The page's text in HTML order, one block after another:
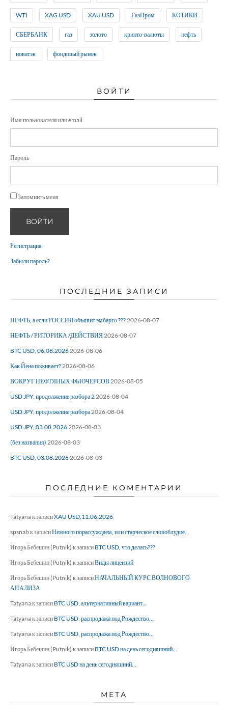
WTI XAG USD XAU USD ГазПром КОТИКИ
СБЕРБАНК газ золото крипто-валюты нефть
новатэк фондовый рынок
ВОЙТИ
Имя пользователя или email
Пароль
Запомнить меня
ВОЙТИ
Регистрация
Забыли пароль?
ПОСЛЕДНИЕ ЗАПИСИ
НЕФТЬ, а если РОССИЯ объявит эмбарго ??? 2026-08-07
НЕФТЬ / РИТОРИКА /ДЕЙСТВИЯ 2026-08-07
BTC USD, 06.08.2026 2026-08-06
Как Йена поживает? 2026-08-06
ВОКРУГ НЕФТЯНЫХ ФЬЮЧЕРСОВ 2026-08-05
USD JPY, продолжение разбора 2 2026-08-04
USD JPY, продолжение разбора 2026-08-04
USD JPY, 03.08.2026 2026-08-03
(без названия) 2026-08-03
BTC USD, 03.08.2026 2026-08-03
ПОСЛЕДНИЕ КОМЕНТАРИИ
Tatyanaк записиXAU USD,11.06.2026
spsnabк записиНемного порассуждаем, или старческое словоблудие…
Игорь Бебешин (Putnik) к записи BTC USD, что делать???
Игорь Бебешин (Putnik) к записиВиды лицензий
Игорь Бебешин (Putnik) к записиНАЧАЛЬНЫЙ КУРС ВОЛНОВОГО
АНАЛИЗА
Tatyanaк записи BTC USD, альтернативный вариант…
Tatyanaк записи BTC USD, распродажа под Рождество…
Tatyanaк записи BTC USD, распродажа под Рождество…
Игорь Бебешин (Putnik) к записи BTC USD на день сегодняшний…
Tatyanaк записи BTC USD на день сегодняшний…
МЕТА